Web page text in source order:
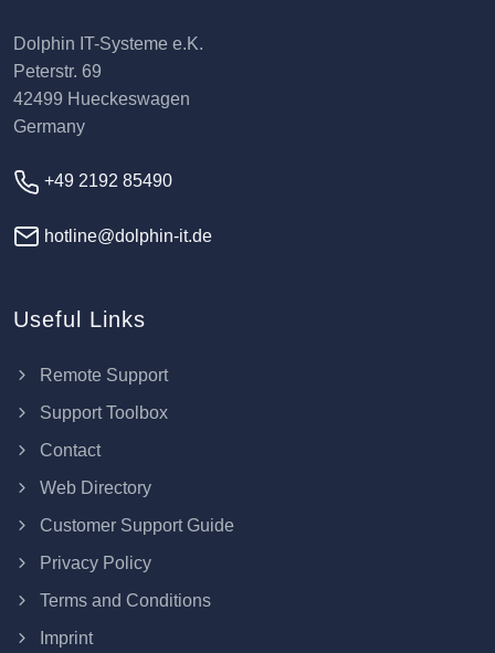
Dolphin IT-Systeme e.K.
Peterstr. 69
42499 Hueckeswagen
Germany
+49 2192 85490
hotline@dolphin-it.de
Useful Links
Remote Support
Support Toolbox
Contact
Web Directory
Customer Support Guide
Privacy Policy
Terms and Conditions
Imprint